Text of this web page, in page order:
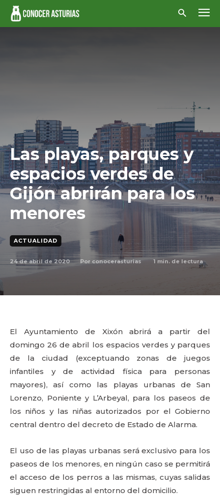
Las playas, parques y
espacios verdes de
Gijón abrirán para los
menores
ACTUALIDAD
24 de abril de 2020 Por conocerasturias 1 min. de lectura
El Ayuntamiento de Xixón abrirá a partir del
domingo 26 de abril los espacios verdes y parques
de la ciudad (exceptuando zonas de juegos
infantiles y de actividad física para personas
mayores), así como las playas urbanas de San
Lorenzo, Poniente y L’Arbeyal, para los paseos de
los niños y las niñas autorizados por el Gobierno
central dentro del decreto de Estado de Alarma.
El uso de las playas urbanas será exclusivo para los
paseos de los menores, en ningún caso se permitirá
el acceso de los perros a las mismas, cuyas salidas
siguen restringidas al entorno del domicilio.